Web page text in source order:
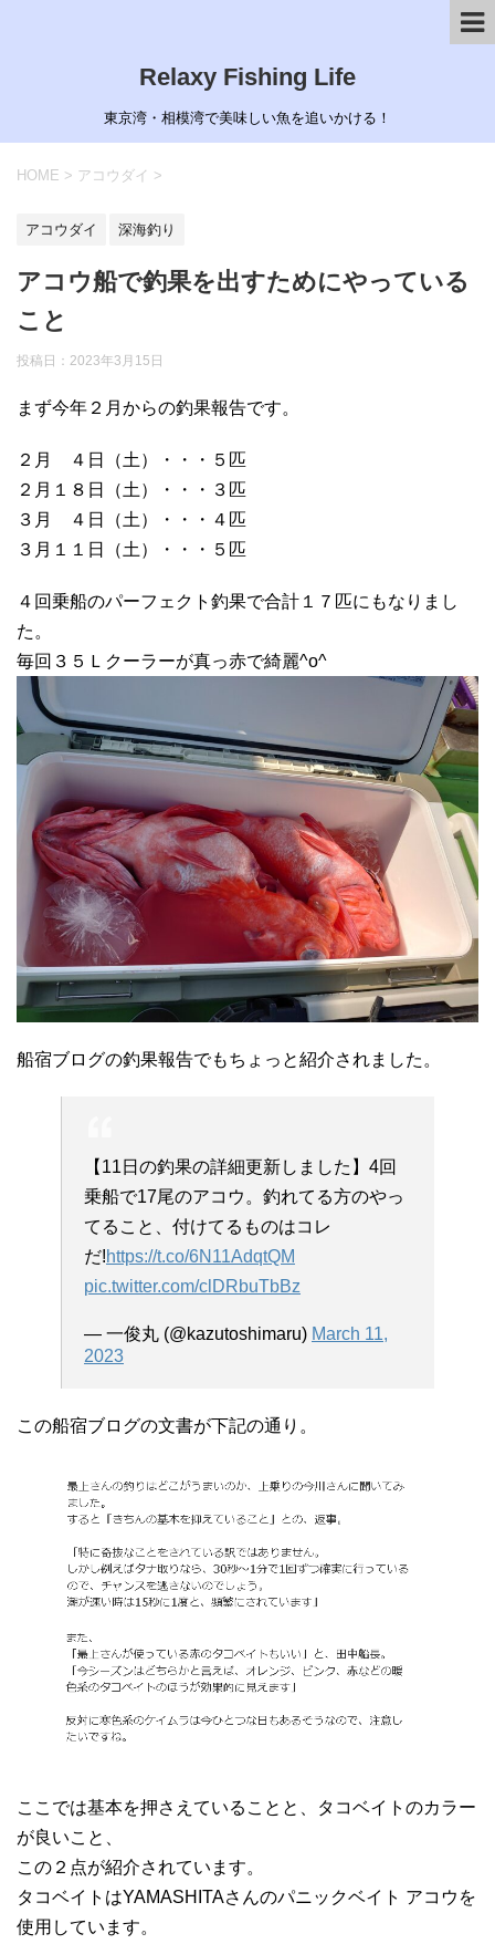
Relaxy Fishing Life
東京湾・相模湾で美味しい魚を追いかける！
HOME > アコウダイ >
アコウダイ 深海釣り
アコウ船で釣果を出すためにやっている
こと
投稿日： 2023年3月15日
まず今年２月からの釣果報告です。
２月 ４日（土）・・・５匹
２月１８日（土）・・・３匹
３月 ４日（土）・・・４匹
３月１１日（土）・・・５匹
４回乗船のパーフェクト釣果で合計１７匹にもなりまし
た。
毎回３５Ｌクーラーが真っ赤で綺麗^o^
船宿ブログの釣果報告でもちょっと紹介されました。
【11日の釣果の詳細更新しました】4回
乗船で17尾のアコウ。釣れてる方のやっ
てること、付けてるものはコレ
だ!https://t.co/6N11AdqtQM
pic.twitter.com/clDRbuTbBz
— 一俊丸 (@kazutoshimaru) March 11,
2023
この船宿ブログの文書が下記の通り。
ここでは基本を押さえていることと、タコベイトのカラー
が良いこと、
この２点が紹介されています。
タコベイトはYAMASHITAさんのパニックベイト アコウを
使用しています。